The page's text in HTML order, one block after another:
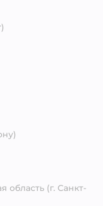
область (г. Санкт-